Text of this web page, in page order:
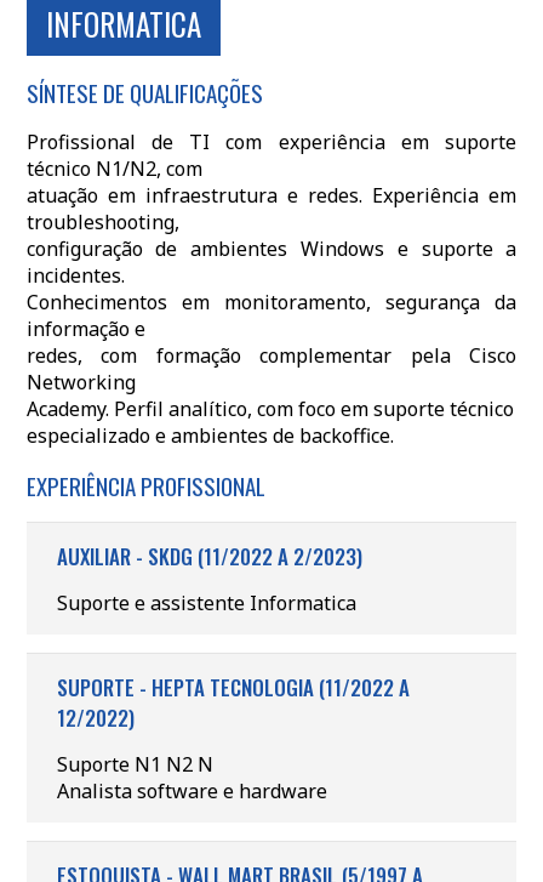
INFORMATICA
SÍNTESE DE QUALIFICAÇÕES
Profissional de TI com experiência em suporte
técnico N1/N2, com
atuação em infraestrutura e redes. Experiência em
troubleshooting,
configuração de ambientes Windows e suporte a
incidentes.
Conhecimentos em monitoramento, segurança da
informação e
redes, com formação complementar pela Cisco
Networking
Academy. Perfil analítico, com foco em suporte técnico
especializado e ambientes de backoffice.
EXPERIÊNCIA PROFISSIONAL
AUXILIAR - SKDG (11/2022 A 2/2023)
Suporte e assistente Informatica
SUPORTE - HEPTA TECNOLOGIA (11/2022 A
12/2022)
Suporte N1 N2 N
Analista software e hardware
ESTOQUISTA - WALL MART BRASIL (5/1997 A